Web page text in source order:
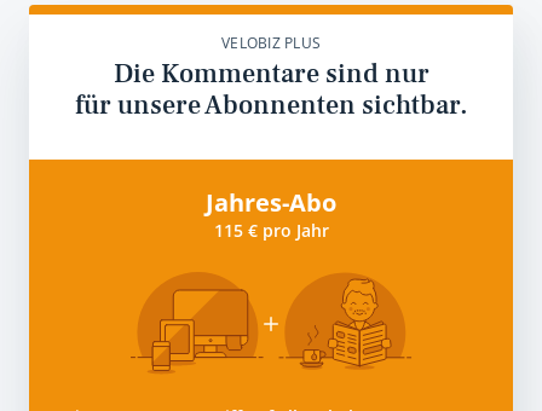
VELOBIZ PLUS
Die Kommentare sind nur
für unsere Abonnenten sichtbar.
Jahres-Abo
115 € pro Jahr